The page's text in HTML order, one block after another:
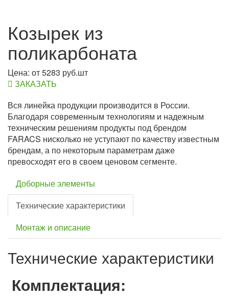
Козырек из
поликарбоната
Цена: от 5283 руб.шт
ЗАКАЗАТЬ
Вся линейка продукции производится в России.
Благодаря современным технологиям и надежным
техническим решениям продукты под брендом
FARACS нисколько не уступают по качеству известным
брендам, а по некоторым параметрам даже
превосходят его в своем ценовом сегменте.
Доборные элементы
Технические характеристики
Монтаж и описание
Технические характеристики
Комплектация: